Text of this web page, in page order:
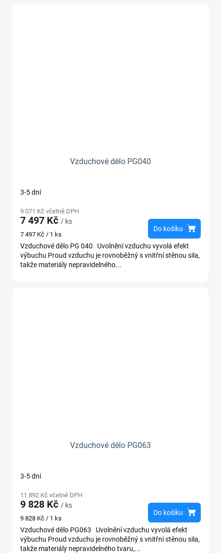
Vzduchové dělo PG040
3-5 dní
9 071 Kč včetně DPH
7 497 Kč / ks
Měrná
cena:
7 497 Kč / 1 ks
Do košíku
Vzduchové dělo PG 040 Uvolnění vzduchu vyvolá efekt
výbuchu Proud vzduchu je rovnoběžný s vnitřní stěnou sila,
takže materiály nepravidelného...
Vzduchové dělo PG063
3-5 dní
11 892 Kč včetně DPH
9 828 Kč / ks
Měrná
cena:
9 828 Kč / 1 ks
Do košíku
Vzduchové dělo PG063 Uvolnění vzduchu vyvolá efekt
výbuchu Proud vzduchu je rovnoběžný s vnitřní stěnou sila,
takže materiály nepravidelného tvaru,...